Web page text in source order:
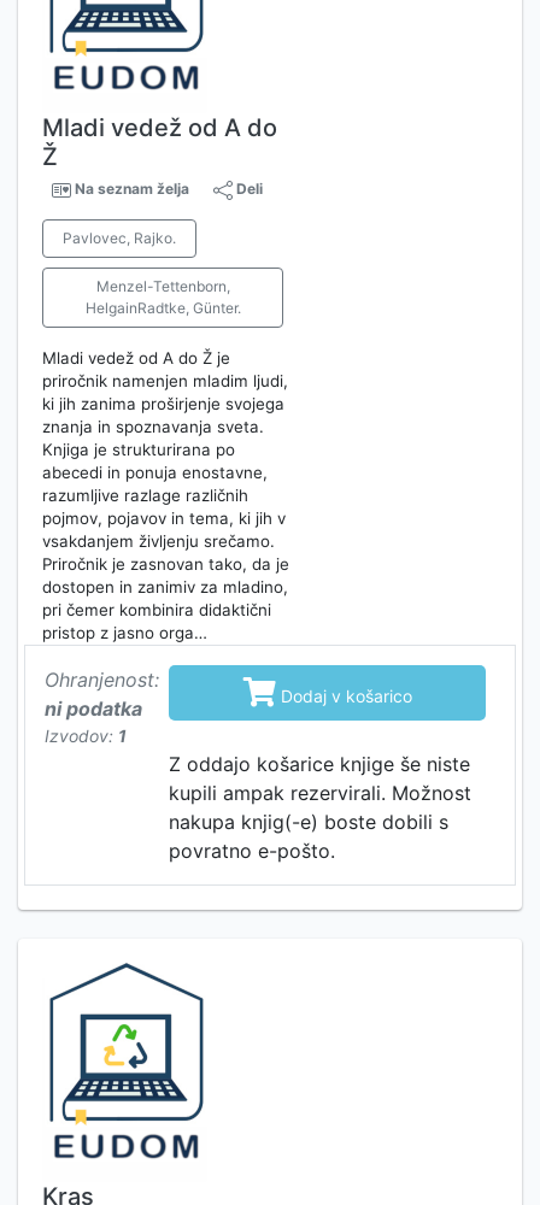
Mladi vedež od A do
Ž
Na seznam želja Deli
Pavlovec, Rajko.
Menzel-Tettenborn,
HelgainRadtke, Günter.
Mladi vedež od A do Ž je
priročnik namenjen mladim ljudi,
ki jih zanima proširjenje svojega
znanja in spoznavanja sveta.
Knjiga je strukturirana po
abecedi in ponuja enostavne,
razumljive razlage različnih
pojmov, pojavov in tema, ki jih v
vsakdanjem življenju srečamo.
Priročnik je zasnovan tako, da je
dostopen in zanimiv za mladino,
pri čemer kombinira didaktični
pristop z jasno orga…
Ohranjenost:
ni podatka
Izvodov: 1
 Dodaj v košarico
Z oddajo košarice knjige še niste
kupili ampak rezervirali. Možnost
nakupa knjig(-e) boste dobili s
povratno e-pošto.
Kras